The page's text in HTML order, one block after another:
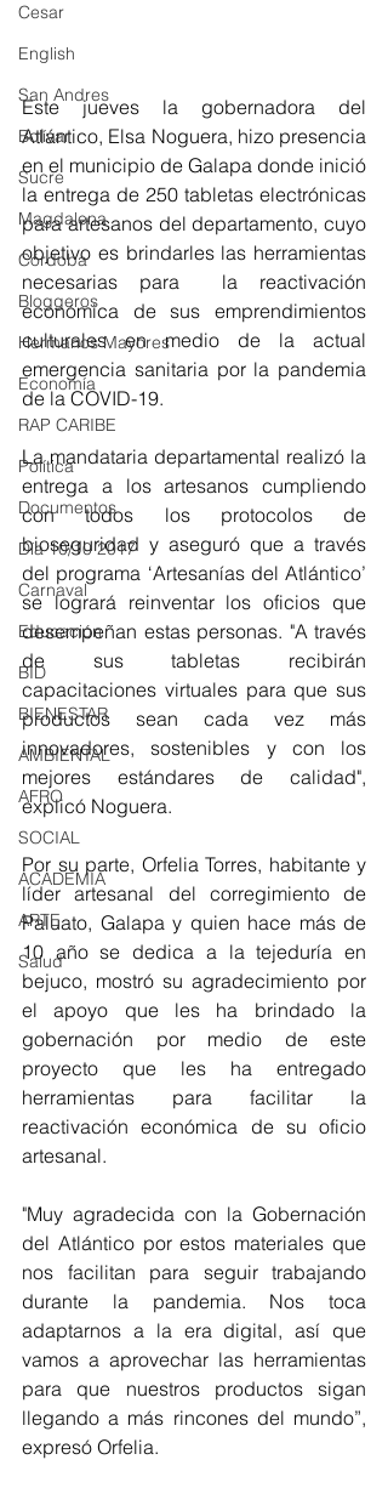
Cesar
English
San Andres
Bolívar
Sucre
Magdalena
Córdoba
Bloggeros
Hermanos Mayores
Economía
RAP CARIBE
Política
Documentos
Día 10/10 2017
Carnaval
Educación
BID
BIENESTAR
AMBIENTAL
AFRO
SOCIAL
ACADEMIA
ARTE
Salud
Este jueves la gobernadora del
Atlántico, Elsa Noguera, hizo presencia
en el municipio de Galapa donde inició
la entrega de 250 tabletas electrónicas
para artesanos del departamento, cuyo
objetivo es brindarles las herramientas
necesarias para  la reactivación
económica de sus emprendimientos
culturales en medio de la actual
emergencia sanitaria por la pandemia
de la COVID-19.
La mandataria departamental realizó la
entrega a los artesanos cumpliendo
con todos los protocolos de
bioseguridad y aseguró que a través
del programa ‘Artesanías del Atlántico’
se logrará reinventar los oficios que
desempeñan estas personas. "A través
de sus tabletas recibirán
capacitaciones virtuales para que sus
productos sean cada vez más
innovadores, sostenibles y con los
mejores estándares de calidad",
explicó Noguera.
Por su parte, Orfelia Torres, habitante y
líder artesanal del corregimiento de
Paluato, Galapa y quien hace más de
10 año se dedica a la tejeduría en
bejuco, mostró su agradecimiento por
el apoyo que les ha brindado la
gobernación por medio de este
proyecto que les ha entregado
herramientas para facilitar la
reactivación económica de su oficio
artesanal.
"Muy agradecida con la Gobernación
del Atlántico por estos materiales que
nos facilitan para seguir trabajando
durante la pandemia. Nos toca
adaptarnos a la era digital, así que
vamos a aprovechar las herramientas
para que nuestros productos sigan
llegando a más rincones del mundo”,
expresó Orfelia.